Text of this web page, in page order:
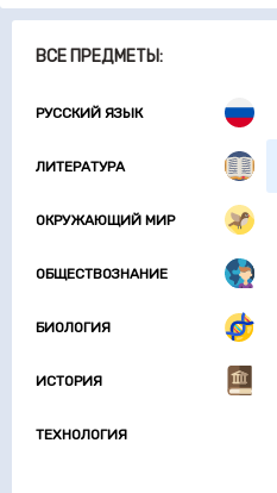
ВСЕ ПРЕДМЕТЫ:
РУССКИЙ ЯЗЫК
ЛИТЕРАТУРА
ОКРУЖАЮЩИЙ МИР
ОБЩЕСТВОЗНАНИЕ
БИОЛОГИЯ
ИСТОРИЯ
ТЕХНОЛОГИЯ